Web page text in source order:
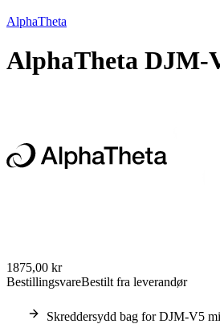
AlphaTheta
AlphaTheta DJM-
1875,00 kr
BestillingsvareBestilt fra leverandør
Skreddersydd bag for DJM-V5